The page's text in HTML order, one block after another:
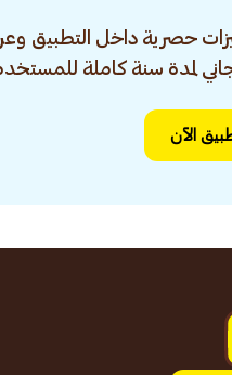
حصرية داخل
لمدة سنة كاملة
الآن